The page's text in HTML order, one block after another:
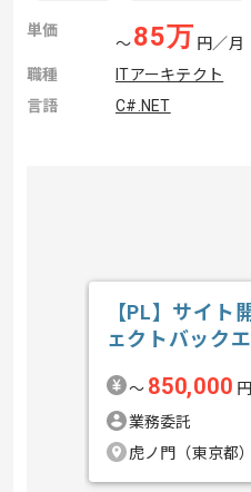
単価
〜85万 円／月
職種
ITアーキテクト
言語
C#.NET
【PL】サイト
ェクトバック
〜 850,000
業務委託
虎ノ門（東京都）